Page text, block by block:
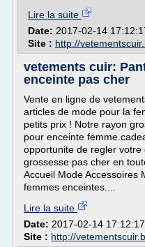
Lire la suite
Date: 2017-02-14
Site : http://
vetements cuir:
enceinte pas cher
Vente en ligne de
articles de mode pour la
petits prix ! Notre rayon
pour enceinte
opportunite de regler
grossesse pas cher en
Accueil Mode Accessoires
femmes enceintes....
Lire la suite
Date: 2017-02-14 17:12:17
Site : http://